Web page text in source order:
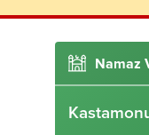
Namaz